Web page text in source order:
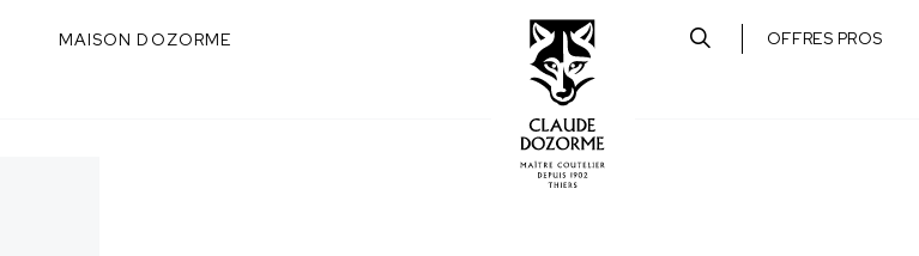
MAISON DOZORME OFFRES PROS